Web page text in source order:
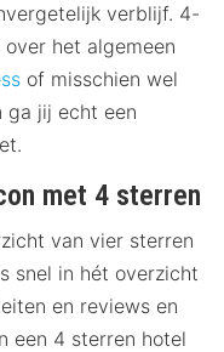
verblijf. 4-
het algemeen
of misschien wel
ga jij echt een
met 4 sterren
van vier sterren
snel in hét overzicht
en reviews en
een 4 sterren hotel